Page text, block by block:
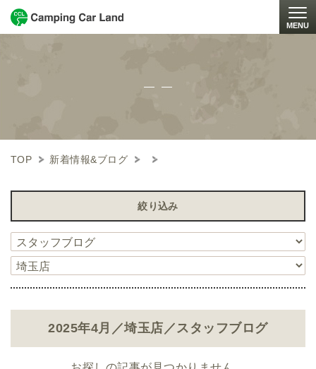
MENU
TOP 新着情報&ブログ
絞り込み
2025年4月／埼玉店／スタッフブログ